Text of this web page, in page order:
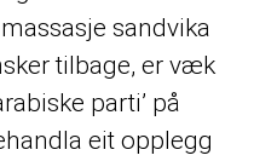
sandvika
tilbage, er væk
parti’ på
eit opplegg